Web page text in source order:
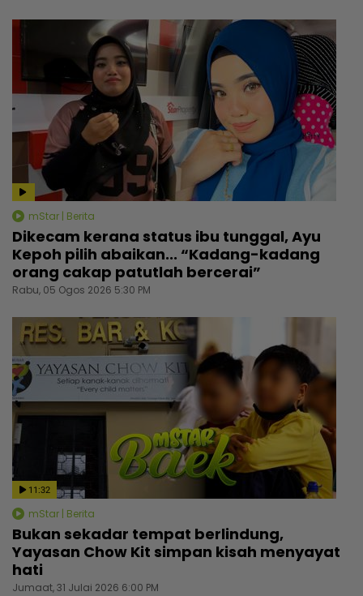
mStar | Berita
Dikecam kerana status ibu tunggal, Ayu
Kepoh pilih abaikan... “Kadang-kadang
orang cakap patutlah bercerai”
Rabu, 05 Ogos 2026 5:30 PM
11:32
mStar | Berita
Bukan sekadar tempat berlindung,
Yayasan Chow Kit simpan kisah menyayat
hati
Jumaat, 31 Julai 2026 6:00 PM